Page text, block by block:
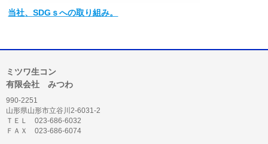
当社、SDGｓへの取り組み。
ミツワ生コン
有限会社 みつわ
990-2251
山形県山形市立谷川2-6031-2
ＴＥＬ 023-686-6032
ＦＡＸ 023-686-6074